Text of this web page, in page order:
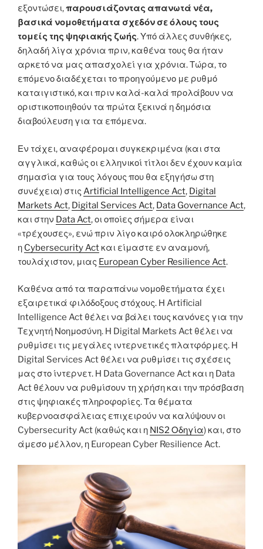
εξοντώσει,παρουσιάζοντας απανωτά νέα,
βασικά νομοθετήματα σχεδόν σε όλους τους
τομείς της ψηφιακής ζωής. Υπό άλλες συνθήκες,
δηλαδή λίγα χρόνια πριν, καθένα τους θα ήταν
αρκετό να μας απασχολεί για χρόνια. Τώρα, το
επόμενο διαδέχεται το προηγούμενο με ρυθμό
καταιγιστικό, και πριν καλά-καλά προλάβουν να
οριστικοποιηθούν τα πρώτα ξεκινά η δημόσια
διαβούλευση για τα επόμενα.
Εν τάχει, αναφέρομαι συγκεκριμένα (και στα
αγγλικά, καθώς οι ελληνικοί τίτλοι δεν έχουν καμία
σημασία για τους λόγους που θα εξηγήσω στη
συνέχεια) στις Artificial Intelligence Act, Digital
Markets Act, Digital Services Act, Data Governance Act,
και στην Data Act, οι οποίες σήμερα είναι
«τρέχουσες», ενώ πριν λίγο καιρό ολοκληρώθηκε
η Cybersecurity Actκαι είμαστε εν αναμονή,
τουλάχιστον, μιας European Cyber Resilience Act.
Καθένα από τα παραπάνω νομοθετήματα έχει
εξαιρετικά φιλόδοξους στόχους. Η Artificial
Intelligence Act θέλει να βάλει τους κανόνες για την
Τεχνητή Νοημοσύνη. Η Digital Markets Act θέλει να
ρυθμίσει τις μεγάλες ιντερνετικές πλατφόρμες. Η
Digital Services Act θέλει να ρυθμίσει τις σχέσεις
μας στο ίντερνετ. Η Data Governance Act και η Data
Act θέλουν να ρυθμίσουν τη χρήση και την πρόσβαση
στις ψηφιακές πληροφορίες. Τα θέματα
κυβερνοασφάλειας επιχειρούν να καλύψουν οι
Cybersecurity Act (καθώς και η NIS2 Οδηγία) και, στο
άμεσο μέλλον, η European Cyber Resilience Act.